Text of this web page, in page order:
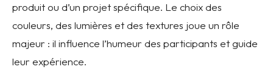
produit ou d’un projet spécifique. Le choix des
couleurs, des lumières et des textures joue un rôle
majeur : il influence l’humeur des participants et guide
leur expérience.